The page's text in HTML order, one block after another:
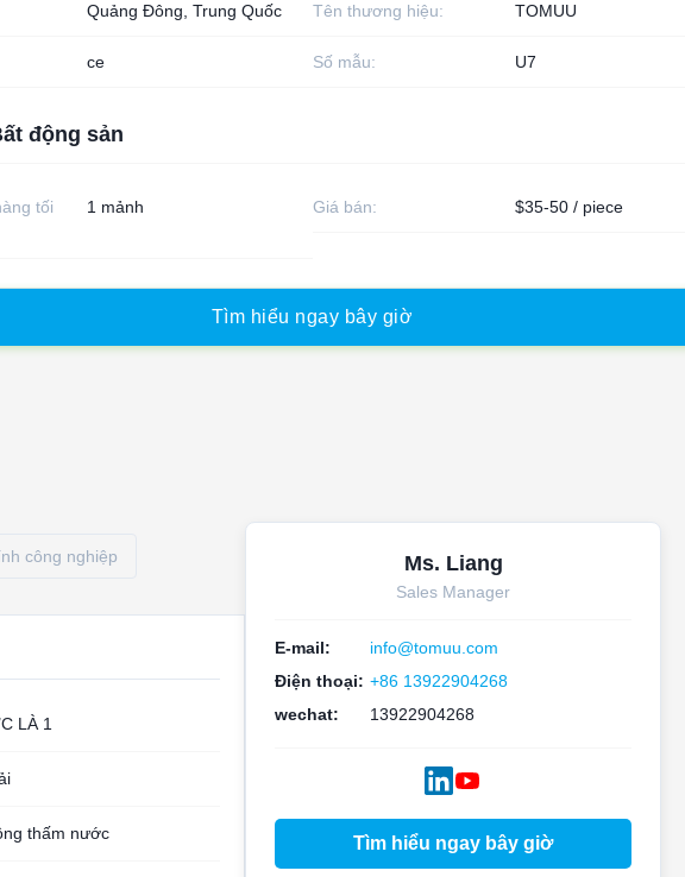
Quảng Đông, Trung Quốc Tên thương hiệu: TOMUU
ce Số mẫu: U7
động sản
tối
1 mảnh Giá bán: $35-50 / piece
Tìm hiểu ngay bây giờ
công nghiệp
LÀ 1
thấm nước
Ms. Liang
Sales Manager
E-mail:
info@tomuu.com
Điện thoại: +86 13922904268
wechat:
13922904268
Tìm hiểu ngay bây giờ